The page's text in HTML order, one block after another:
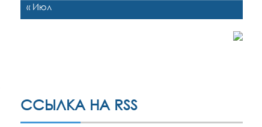
« Июл
ССЫЛКА НА RSS